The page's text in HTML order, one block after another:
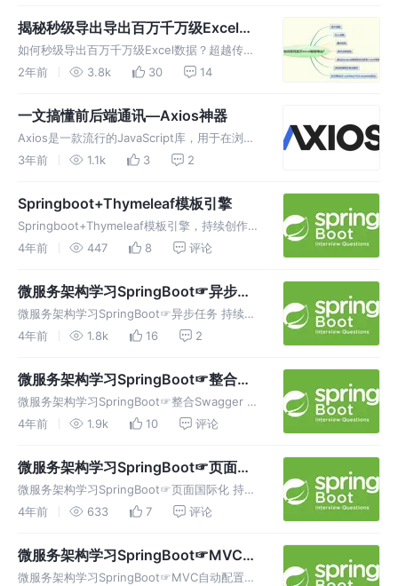
安全一直是非常重要的一个方面。安全虽然属于
应用
揭秘秒级导出导出百万千万级Excel数
据的终极秘籍！让你的数据操作瞬间飙
升！
如何秒级导出百万千万级Excel数据？超越传统
极限，助你事半功倍！将列举常见的三种选型：
横向比较。
2年前 3.8k 30 14
一文搞懂前后端通讯—Axios神器
Axios是一款流行的JavaScript库，用于在浏览
器和Node.js环境中进行HTTP请求。它在前后
HTTP请求并处理响应。
3年前 1.1k 3 2
Springboot+Thymeleaf模板引擎
Springboot+Thymeleaf模板引擎，持续创作，
加速成长！这是我参与「掘金日新计划 · 6 月更
4年前 447 8 评论
微服务架构学习SpringBoot☞异步任
务
微服务架构学习SpringBoot☞异步任务 持续创
作，加速成长！这是我参与「掘金日新计划 · 6
异步任务 创建一个service包 创建一个类Async
4年前 1.8k 16 2
微服务架构学习SpringBoot☞整合
Swagger
微服务架构学习SpringBoot☞整合Swagger 持
续创作，加速成长！这是我参与「掘金日新计划
情。 Swagger 了解Swagger的概念及作用
4年前 1.9k 10 评论
微服务架构学习SpringBoot☞页面国
际化
微服务架构学习SpringBoot☞页面国际化 持续
创作，加速成长！这是我参与「掘金日新计划 ·
情。 页面国际化 有的时候，我们的网站会去涉
及中英文甚至多语
4年前 633 7 评论
微服务架构学习SpringBoot☞MVC自
动配置原理
微服务架构学习SpringBoot☞MVC自动配置原